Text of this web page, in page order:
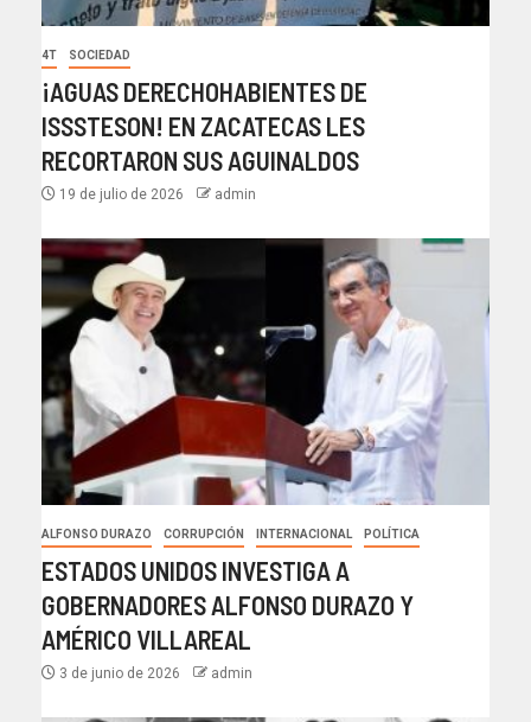
4T SOCIEDAD
¡AGUAS DERECHOHABIENTES DE
ISSSTESON! EN ZACATECAS LES
RECORTARON SUS AGUINALDOS
19 de julio de 2026 admin
ALFONSO DURAZO CORRUPCIÓN INTERNACIONAL POLÍTICA
ESTADOS UNIDOS INVESTIGA A
GOBERNADORES ALFONSO DURAZO Y
AMÉRICO VILLAREAL
3 de junio de 2026 admin